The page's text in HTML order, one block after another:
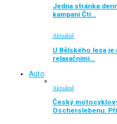
Jedna stránka
kampani Čti…
Aktuálně
U Bělského lesa
relaxačními…
Auto
Aktuálně
Český
Oscherslebenu.